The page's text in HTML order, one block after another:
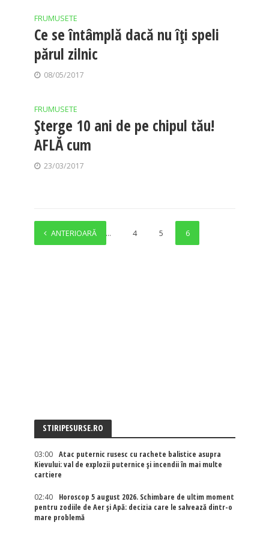
FRUMUSETE
Ce se întâmplă dacă nu îți speli
părul zilnic
08/05/2017
FRUMUSETE
Șterge 10 ani de pe chipul tău!
AFLĂ cum
23/03/2017
ANTERIOARĂ
1 … 4 5 6
STIRIPESURSE.RO
03:00
Atac puternic rusesc cu rachete balistice asupra
Kievului: val de explozii puternice și incendii în mai multe
cartiere
02:40
Horoscop 5 august 2026. Schimbare de ultim moment
pentru zodiile de Aer și Apă: decizia care le salvează dintr-o
mare problemă